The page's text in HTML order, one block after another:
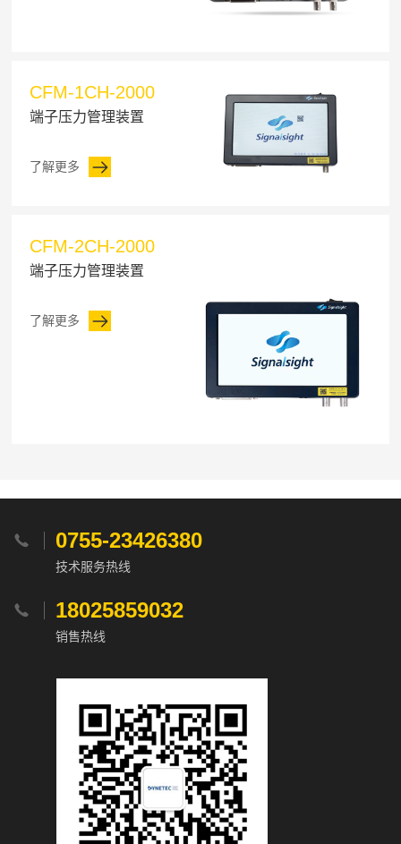
CFM-1CH-2000
端子压力管理装置
了解更多
CFM-2CH-2000
端子压力管理装置
了解更多
 0755-23426380
技术服务热线
 18025859032
销售热线